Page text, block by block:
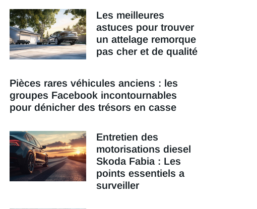
Les meilleures
astuces pour trouver
un attelage remorque
pas cher et de qualité
Pièces rares véhicules anciens : les
groupes Facebook incontournables
pour dénicher des trésors en casse
Entretien des
motorisations diesel
Skoda Fabia : Les
points essentiels a
surveiller